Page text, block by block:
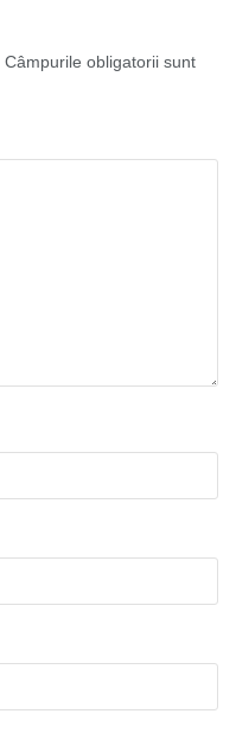
Câmpurile obligatorii sunt